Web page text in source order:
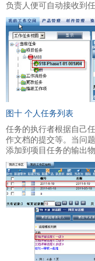
负责人便可自动接收到
图十 个人任务列表
任务的执行者根据自己
作文档的提交等。当问
添加到项目任务的输出物